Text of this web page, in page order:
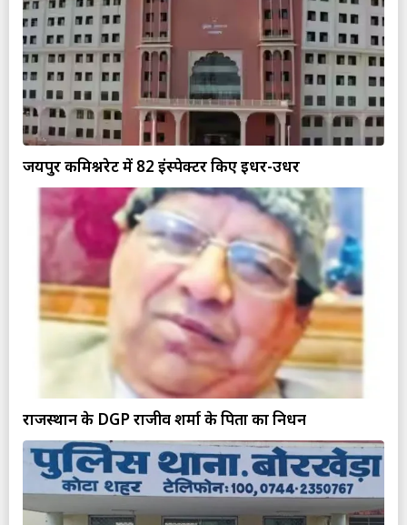
जयपुर कमिश्नरेट में 82 इंस्पेक्टर किए इधर-उधर
राजस्थान के DGP राजीव शर्मा के पिता का निधन